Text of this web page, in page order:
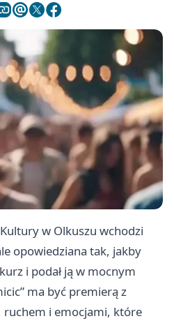
w Olkuszu wchodzi
opowiedziana tak, jakby
i podał ją w mocnym
ma być premierą z
ruchem i emocjami, które